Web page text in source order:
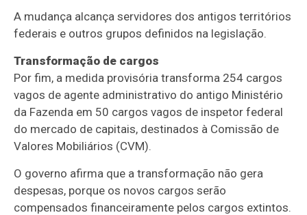
A mudança alcança servidores dos antigos territórios
federais e outros grupos definidos na legislação.
Transformação de cargos
Por fim, a medida provisória transforma 254 cargos
vagos de agente administrativo do antigo Ministério
da Fazenda em 50 cargos vagos de inspetor federal
do mercado de capitais, destinados à Comissão de
Valores Mobiliários (CVM).
O governo afirma que a transformação não gera
despesas, porque os novos cargos serão
compensados financeiramente pelos cargos extintos.